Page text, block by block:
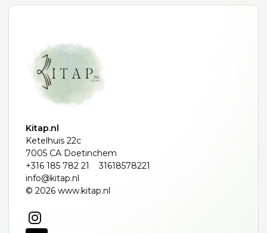
Kitap.nl
Ketelhuis 22c
7005 CA Doetinchem
+316 185 782 21
31618578221
info@kitap.nl
© 2026 www.kitap.nl